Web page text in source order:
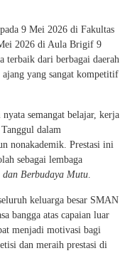
9 Mei 2026 di Fakultas
2026 di Aula Brigif 9
dari berbagai daerah
yang sangat kompetitif
semangat belajar, kerja
dalam
nonakademik. Prestasi ini
sebagai lembaga
dan Berbudaya Mutu.
keluarga besar SMAN
bangga atas capaian luar
menjadi motivasi bagi
dan meraih prestasi di